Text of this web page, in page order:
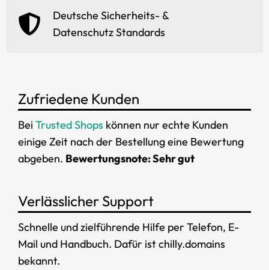
Deutsche Sicherheits- &
Datenschutz Standards
Zufriedene Kunden
Bei Trusted Shops können nur echte Kunden
einige Zeit nach der Bestellung eine Bewertung
abgeben. Bewertungsnote: Sehr gut
Verlässlicher Support
Schnelle und zielführende Hilfe per Telefon, E-
Mail und Handbuch. Dafür ist chilly.domains
bekannt.